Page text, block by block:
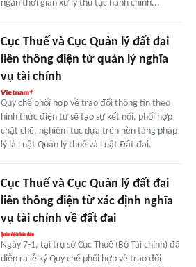
ngắn thời gian xử lý thủ tục hành chính...
Cục Thuế và Cục Quản lý đất đai
liên thông điện tử quản lý nghĩa
vụ tài chính
Quy chế phối hợp về trao đổi thông tin theo
hình thức điện tử sẽ tạo sự kết nối, phối hợp
chặt chẽ, nghiêm túc dựa trên nền tảng pháp
lý là Luật Quản lý thuế và Luật Đất đai.
Cục Thuế và Cục Quản lý đất đai
liên thông điện tử xác định nghĩa
vụ tài chính về đất đai
Ngày 7-1, tại trụ sở Cục Thuế (Bộ Tài chính) đã
diễn ra lễ ký Quy chế phối hợp về trao đổi